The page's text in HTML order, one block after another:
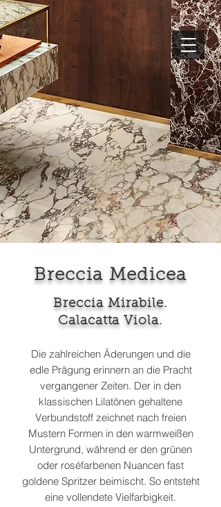
Breccia Medicea
Breccia Mirabile.
Calacatta Viola.
Die zahlreichen Äderungen und die
edle Prägung erinnern an die Pracht
vergangener Zeiten. Der in den
klassischen Lilatönen gehaltene
Verbundstoff zeichnet nach freien
Mustern Formen in den warmweißen
Untergrund, während er den grünen
oder roséfarbenen Nuancen fast
goldene Spritzer beimischt. So entsteht
eine vollendete Vielfarbigkeit.